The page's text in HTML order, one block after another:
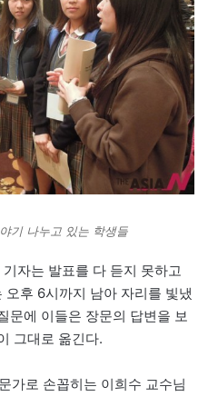
기 나누고 있는 학생들
자는 발표를 다 듣지 못하고
후 6시까지 남아 자리를 빛냈
문에 이들은 장문의 답변을 보
그대로 옮긴다.
가로 손꼽히는 이희수 교수님